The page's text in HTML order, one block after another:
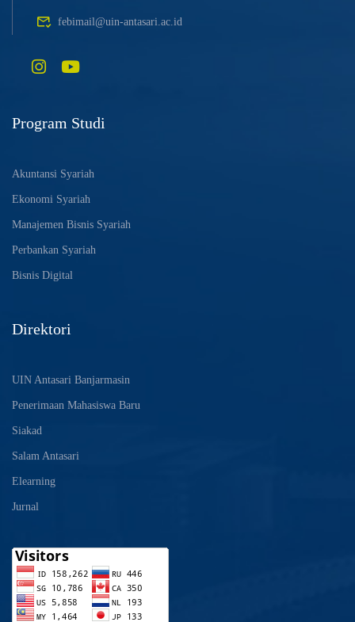
febimail@uin-antasari.ac.id
Program Studi
Akuntansi Syariah
Ekonomi Syariah
Manajemen Bisnis Syariah
Perbankan Syariah
Bisnis Digital
Direktori
UIN Antasari Banjarmasin
Penerimaan Mahasiswa Baru
Siakad
Salam Antasari
Elearning
Jurnal